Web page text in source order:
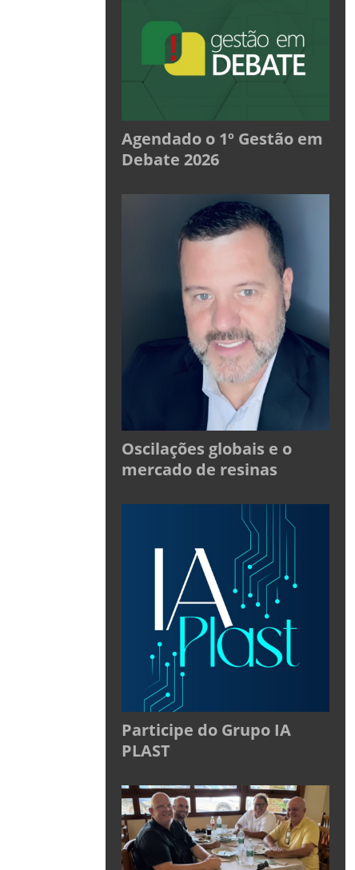
Agendado o 1º Gestão em
Debate 2026
Oscilações globais e o
mercado de resinas
Participe do Grupo IA
PLAST